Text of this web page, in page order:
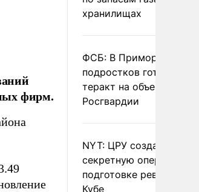
фирм.
хранилищах
ФСБ: В Приморье трое
подростков готовили
теракт на объекте
Росгвардии
NYT: ЦРУ создало
секретную опергруппу
подготовке революции
Кубе